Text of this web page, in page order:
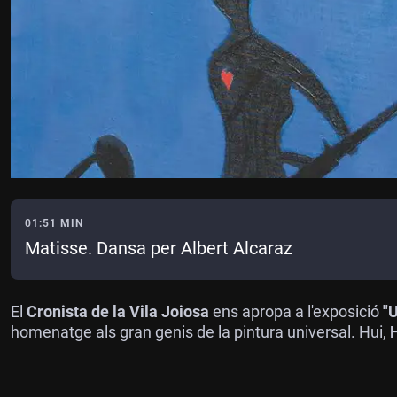
01:51 MIN
Matisse. Dansa per Albert Alcaraz
El Cronista de la Vila Joiosa ens apropa a l'exposició
homenatge als gran genis de la pintura universal. Hui,